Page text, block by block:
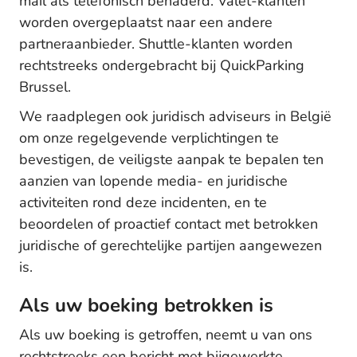
worden overgeplaatst naar een andere
partneraanbieder. Shuttle-klanten worden
rechtstreeks ondergebracht bij QuickParking
Brussel.
We raadplegen ook juridisch adviseurs in België
om onze regelgevende verplichtingen te
bevestigen, de veiligste aanpak te bepalen ten
aanzien van lopende media- en juridische
activiteiten rond deze incidenten, en te
beoordelen of proactief contact met betrokken
juridische of gerechtelijke partijen aangewezen
is.
Als uw boeking betrokken is
Als uw boeking is getroffen, neemt u van ons